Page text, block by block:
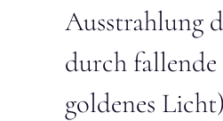
Ausstrahlung
durch
goldenes Licht)